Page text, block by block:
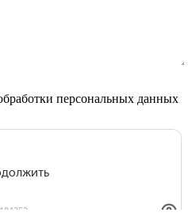
персональных данных